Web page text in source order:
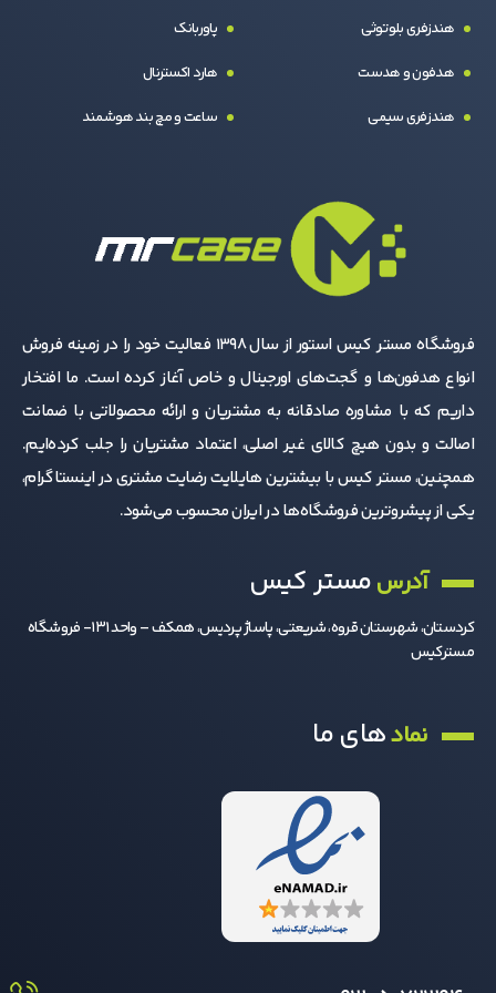
هندزفری بلوتوثی
هدفون و هدست
هندزفری سیمی
پاوربانک
هارد اکسترنال
ساعت و مچ بند هوشمند
فروشگاه مستر کیس استور از سال 1398 فعالیت خود را در زمینه فروش
انواع هدفون‌ها و گجت‌های اورجینال و خاص آغاز کرده است. ما افتخار
داریم که با مشاوره صادقانه به مشتریان و ارائه محصولاتی با ضمانت
اصالت و بدون هیچ کالای غیر اصلی، اعتماد مشتریان را جلب کرده‌ایم.
همچنین، مستر کیس با بیشترین هایلایت رضایت مشتری در اینستاگرام،
یکی از پیشروترین فروشگاه‌ها در ایران محسوب می‌شود.
آدرسمستر کیس
کردستان، شهرستان قروه، شریعتی، پاساژ پردیس، همکف – واحد 131- فروشگاه
مسترکیس
نمادهای ما